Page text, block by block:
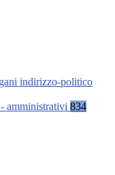
indirizzo-politico
amministrativi 834